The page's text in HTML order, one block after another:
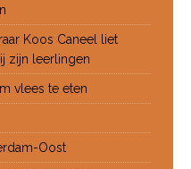
Koos Caneel liet
zijn leerlingen
vlees te eten
Oost